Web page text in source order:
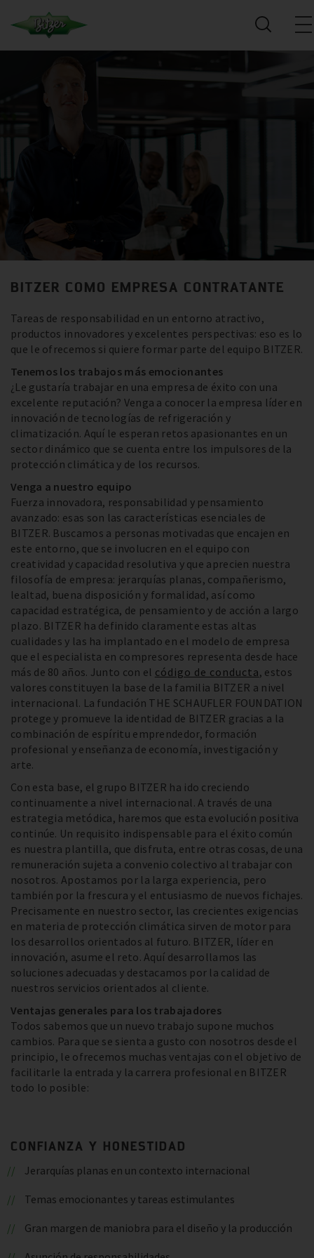
BITZER COMO EMPRESA CONTRATANTE
Tareas de responsabilidad en un entorno atractivo,
productos innovadores y excelentes perspectivas: eso es lo
que le ofrecemos si quiere formar parte del equipo BITZER.
Tenemos los trabajos más emocionantes
¿Le gustaría trabajar en una empresa de éxito con una
excelente reputación? Venga a conocer la empresa líder en
innovación de tecnologías de refrigeración y
climatización. Aquí le esperan retos apasionantes en un
sector dinámico que se cuenta entre los impulsores de la
protección climática y de los recursos.
Venga a nuestro equipo
Fuerza innovadora, responsabilidad y pensamiento
avanzado: esas son las características esenciales de
BITZER. Buscamos a personas motivadas que encajen en
este entorno, que se involucren en el equipo con
creatividad y capacidad resolutiva y que aprecien nuestra
filosofía de empresa: jerarquías planas, compañerismo,
lealtad, buena disposición y formalidad, así como
capacidad estratégica, de pensamiento y de acción a largo
plazo. BITZER ha definido claramente estas altas
cualidades y las ha implantado en el modelo de empresa
que el especialista en compresores representa desde hace
más de 80 años. Junto con el código de conducta, estos
valores constituyen la base de la familia BITZER a nivel
internacional. La fundación THE SCHAUFLER FOUNDATION
protege y promueve la identidad de BITZER gracias a la
combinación de espíritu emprendedor, formación
profesional y enseñanza de economía, investigación y
arte.
Con esta base, el grupo BITZER ha ido creciendo
continuamente a nivel internacional. A través de una
estrategia metódica, haremos que esta evolución positiva
continúe. Un requisito indispensable para el éxito común
es nuestra plantilla, que disfruta, entre otras cosas, de una
remuneración sujeta a convenio colectivo al trabajar con
nosotros. Apostamos por la larga experiencia, pero
también por la frescura y el entusiasmo de nuevos fichajes.
Precisamente en nuestro sector, las crecientes exigencias
en materia de protección climática sirven de motor para
los desarrollos orientados al futuro. BITZER, líder en
innovación, asume el reto. Aquí desarrollamos las
soluciones adecuadas y destacamos por la calidad de
nuestros servicios orientados al cliente.
Ventajas generales para los trabajadores
Todos sabemos que un nuevo trabajo supone muchos
cambios. Para que se sienta a gusto con nosotros desde el
principio, le ofrecemos muchas ventajas con el objetivo de
facilitarle la entrada y la carrera profesional en BITZER
todo lo posible:
CONFIANZA Y HONESTIDAD
Jerarquías planas en un contexto internacional
Temas emocionantes y tareas estimulantes
Gran margen de maniobra para el diseño y la producción